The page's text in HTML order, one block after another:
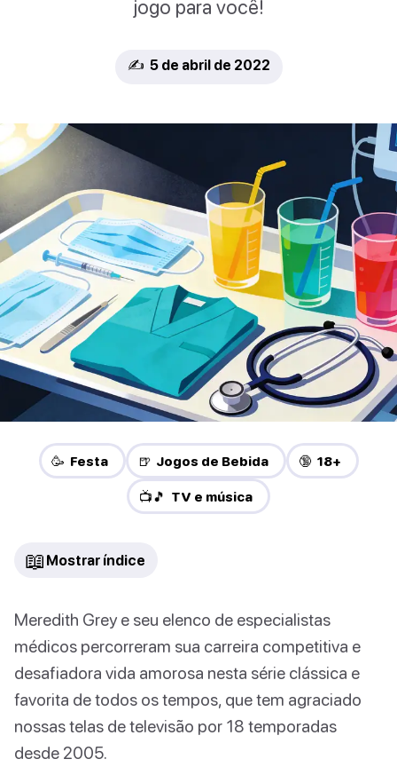
jogo para você!
✍️ 5 de abril de 2022
🥳 Festa 🍺 Jogos de Bebida 🔞 18+
📺🎵 TV e música
📖 Mostrar índice
Meredith Grey e seu elenco de especialistas
médicos percorreram sua carreira competitiva e
desafiadora vida amorosa nesta série clássica e
favorita de todos os tempos, que tem agraciado
nossas telas de televisão por 18 temporadas
desde 2005.